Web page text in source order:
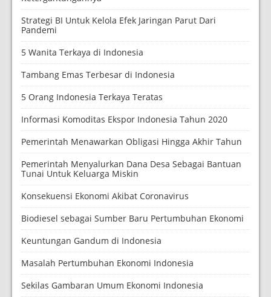
Strategi BI Untuk Kelola Efek Jaringan Parut Dari
Pandemi
5 Wanita Terkaya di Indonesia
Tambang Emas Terbesar di Indonesia
5 Orang Indonesia Terkaya Teratas
Informasi Komoditas Ekspor Indonesia Tahun 2020
Pemerintah Menawarkan Obligasi Hingga Akhir Tahun
Pemerintah Menyalurkan Dana Desa Sebagai Bantuan
Tunai Untuk Keluarga Miskin
Konsekuensi Ekonomi Akibat Coronavirus
Biodiesel sebagai Sumber Baru Pertumbuhan Ekonomi
Keuntungan Gandum di Indonesia
Masalah Pertumbuhan Ekonomi Indonesia
Sekilas Gambaran Umum Ekonomi Indonesia